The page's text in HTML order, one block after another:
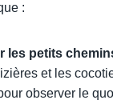
:
les petits
et les
observer le